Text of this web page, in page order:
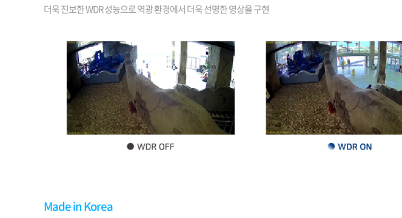
더욱 진보한 WDR 성능으로 역광 환경에서 더욱 선명한 영상을 구현
Made in Korea